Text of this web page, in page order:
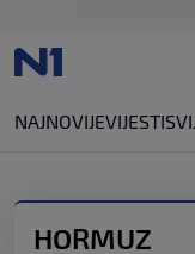
NAJNOVIJEVIJESTI
HORMUZ